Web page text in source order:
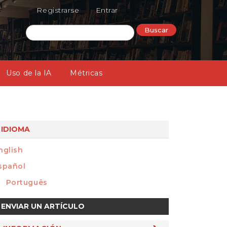
Registrarse Entrar
Uso de la IA Métricas
Buscar
IDIOMA
Português
ENVIAR UN ARTÍCULO